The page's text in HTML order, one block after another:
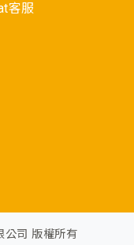
客服
司 版權所有